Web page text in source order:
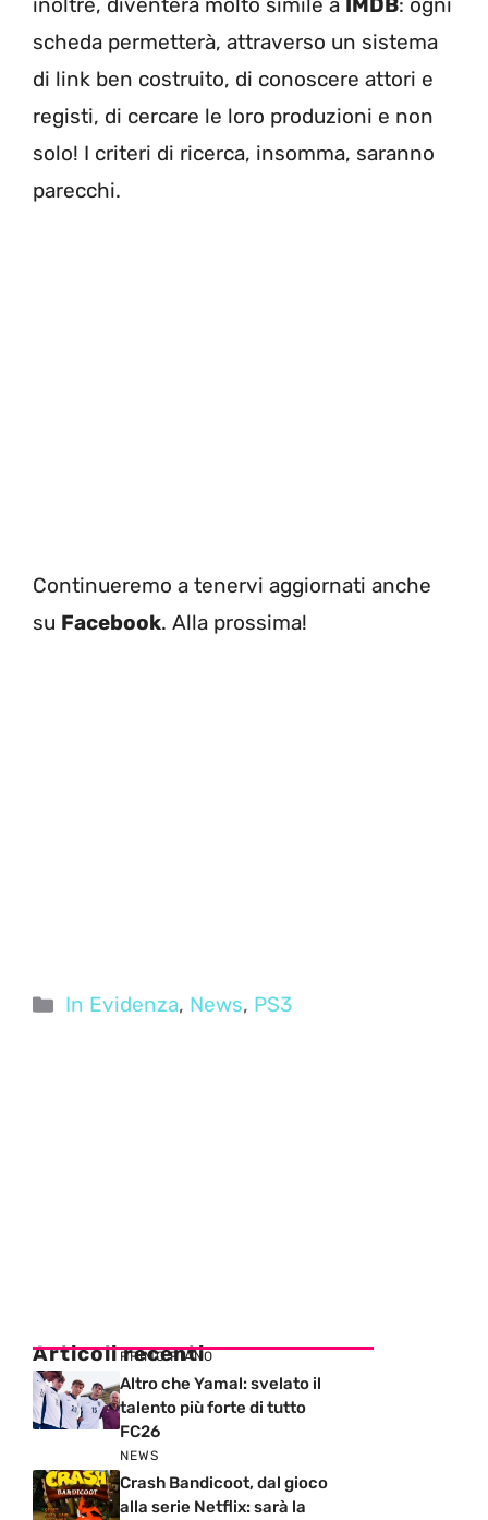
inoltre, diventerà molto simile a IMDB: ogni
scheda permetterà, attraverso un sistema
di link ben costruito, di conoscere attori e
registi, di cercare le loro produzioni e non
solo! I criteri di ricerca, insomma, saranno
parecchi.
Continueremo a tenervi aggiornati anche
su Facebook. Alla prossima!
Categorie
In Evidenza, News, PS3
Articoli recenti
PRIMO PIANO
Altro che Yamal: svelato il
talento più forte di tutto
FC26
NEWS
Crash Bandicoot, dal gioco
alla serie Netflix: sarà la